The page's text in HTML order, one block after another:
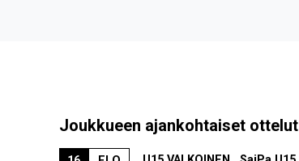
Joukkueen ajankohtaiset ottelut